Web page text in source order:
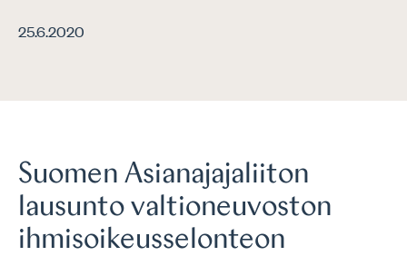
25.6.2020
Suomen Asianajajaliiton
lausunto valtioneuvoston
ihmisoikeusselonteon